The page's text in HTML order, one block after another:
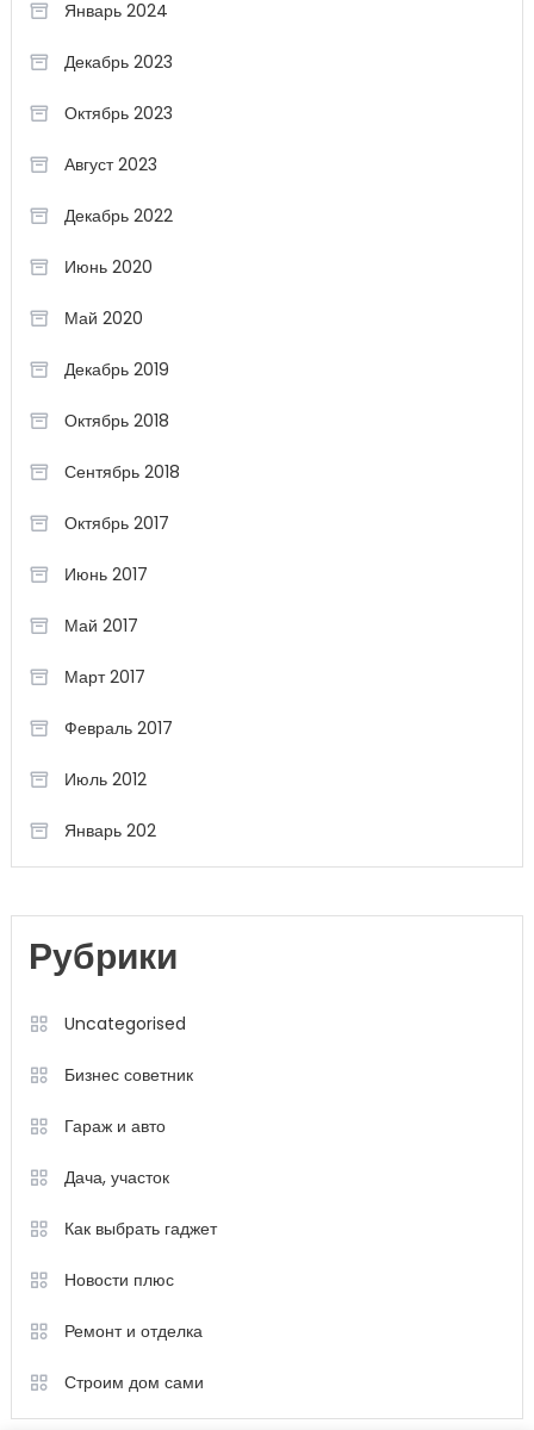
Январь 2024
Декабрь 2023
Октябрь 2023
Август 2023
Декабрь 2022
Июнь 2020
Май 2020
Декабрь 2019
Октябрь 2018
Сентябрь 2018
Октябрь 2017
Июнь 2017
Май 2017
Март 2017
Февраль 2017
Июль 2012
Январь 202
Рубрики
Uncategorised
Бизнес советник
Гараж и авто
Дача, участок
Как выбрать гаджет
Новости плюс
Ремонт и отделка
Строим дом сами